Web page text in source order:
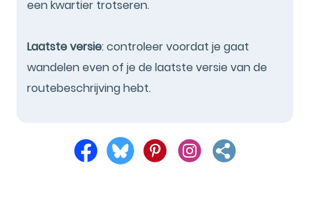
een kwartier trotseren.
Laatste versie: controleer voordat je gaat
wandelen even of je de laatste versie van de
routebeschrijving hebt.